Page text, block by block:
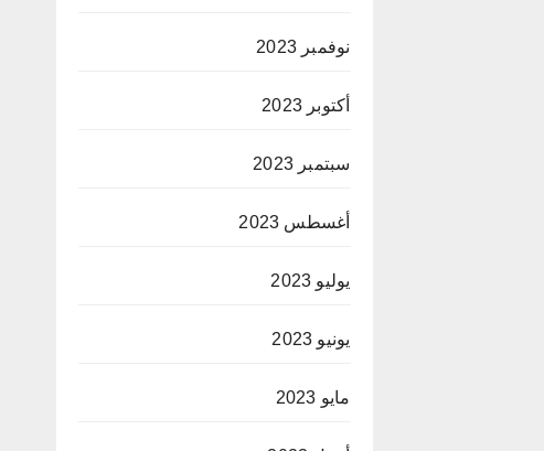
نوفمبر 2023
أكتوبر 2023
سبتمبر 2023
أغسطس 2023
يوليو 2023
يونيو 2023
مايو 2023